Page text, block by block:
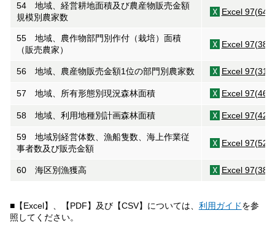
54 地域、経営耕地面積及び農産物販売金額
規模別農家数
Excel
55 地域、農作物部門別作付（栽培）面積
（販売農家）
Excel
56 地域、農産物販売金額1位の部門別農家数 Excel
57 地域、所有形態別現況森林面積 Excel
58 地域、利用地種別計画森林面積 Excel
59 地域別経営体数、漁船隻数、海上作業従
事者数及び販売金額
Excel
60 海区別漁獲高 Excel
■【Excel】、【PDF】及び【CSV】については、 利用ガイドを参
照してください。